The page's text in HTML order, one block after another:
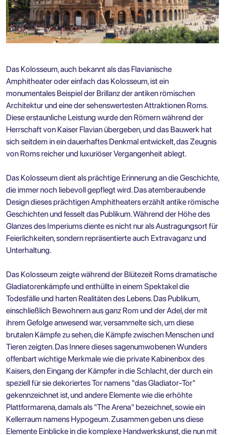
Das Kolosseum, auch bekannt als das Flavianische
Amphitheater oder einfach das Kolosseum, ist ein
monumentales Beispiel der Brillanz der antiken römischen
Architektur und eine der sehenswertesten Attraktionen Roms.
Diese erstaunliche Leistung wurde den Römern während der
Herrschaft von Kaiser Flavian übergeben, und das Bauwerk hat
sich seitdem in ein dauerhaftes Denkmal entwickelt, das Zeugnis
von Roms reicher und luxuriöser Vergangenheit ablegt.
Das Kolosseum dient als prächtige Erinnerung an die Geschichte,
die immer noch liebevoll gepflegt wird. Das atemberaubende
Design dieses prächtigen Amphitheaters erzählt antike römische
Geschichten und fesselt das Publikum. Während der Höhe des
Glanzes des Imperiums diente es nicht nur als Austragungsort für
Feierlichkeiten, sondern repräsentierte auch Extravaganz und
Unterhaltung.
Das Kolosseum zeigte während der Blütezeit Roms dramatische
Gladiatorenkämpfe und enthüllte in einem Spektakel die
Todesfälle und harten Realitäten des Lebens. Das Publikum,
einschließlich Bewohnern aus ganz Rom und der Adel, der mit
ihrem Gefolge anwesend war, versammelte sich, um diese
brutalen Kämpfe zu sehen, die Kämpfe zwischen Menschen und
Tieren zeigten. Das Innere dieses sagenumwobenen Wunders
offenbart wichtige Merkmale wie die private Kabinenbox des
Kaisers, den Eingang der Kämpfer in die Schlacht, der durch ein
speziell für sie dekoriertes Tor namens "das Gladiator-Tor"
gekennzeichnet ist, und andere Elemente wie die erhöhte
Plattformarena, damals als "The Arena" bezeichnet, sowie ein
Kellerraum namens Hypogeum. Zusammen geben uns diese
Elemente Einblicke in die komplexe Handwerkskunst, die nun mit